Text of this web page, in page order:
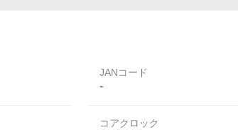
JANコード
-
コアクロック